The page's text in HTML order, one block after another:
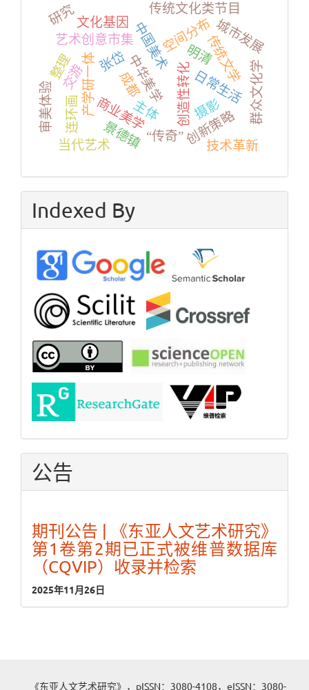
中国美术
中华美学
商业美学 创造性转化
产学研一体 成都
艺术创意市集
文化基因 空间分布
传统文化类节目
创新策略
明清
张岱
日常生活
交游
“传奇”
传统文学
连环画
整理
研究
景德镇
城市发展
技术革新
摄影
当代艺术
审美体验 主体 群众文化学
Indexed By
公告
期刊公告 | 《东亚人文艺术研究》
第1卷第2期已正式被维普数据库
（CQVIP）收录并检索
2025年11月26日
《东亚人文艺术研究》，pISSN：3080-4108，eISSN：3080-